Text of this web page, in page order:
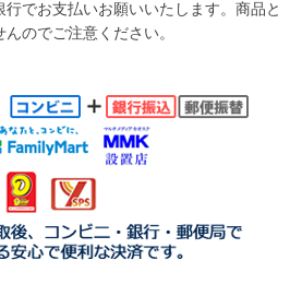
でお支払いお願いいたします。商品と
のでご注意ください。